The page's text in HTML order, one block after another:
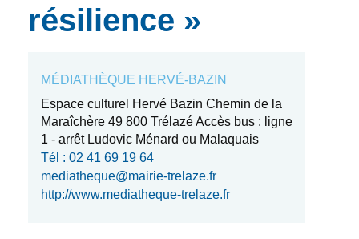
résilience »
MÉDIATHÈQUE HERVÉ-BAZIN
Espace culturel Hervé Bazin Chemin de la
Maraîchère 49 800 Trélazé Accès bus : ligne
1 - arrêt Ludovic Ménard ou Malaquais
Tél : 02 41 69 19 64
mediatheque@mairie-trelaze.fr
http://www.mediatheque-trelaze.fr